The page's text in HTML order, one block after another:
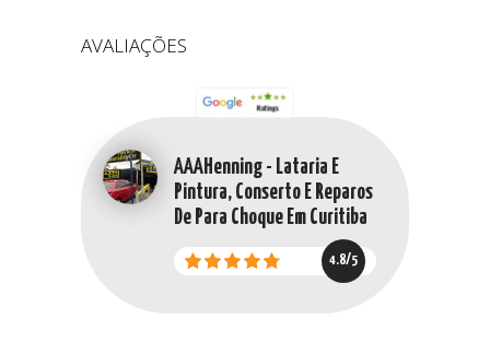
AVALIAÇÕES
AAAHenning - Lataria E
Pintura, Conserto E Reparos
De Para Choque Em Curitiba
4.8/5